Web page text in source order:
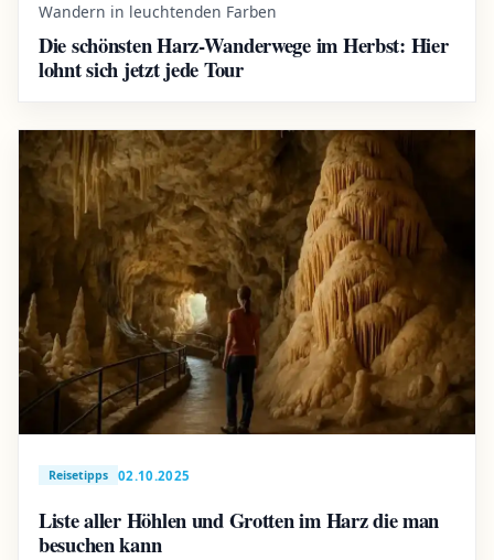
Wandern in leuchtenden Farben
Die schönsten Harz-Wanderwege im Herbst: Hier
lohnt sich jetzt jede Tour
Reisetipps 02.10.2025
Liste aller Höhlen und Grotten im Harz die man
besuchen kann